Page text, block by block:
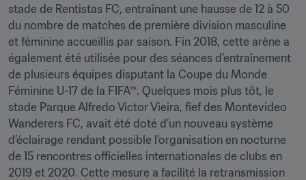
stade de Rentistas FC, entraînant une hausse de 12 à 50
du nombre de matches de première division masculine
et féminine accueillis par saison. Fin 2018, cette arène a
également été utilisée pour des séances d’entraînement
de plusieurs équipes disputant la Coupe du Monde
Féminine U-17 de la FIFA™. Quelques mois plus tôt, le
stade Parque Alfredo Víctor Vieira, fief des Montevideo
Wanderers FC, avait été doté d’un nouveau système
d’éclairage rendant possible l’organisation en nocturne
de 15 rencontres officielles internationales de clubs en
2019 et 2020. Cette mesure a facilité la retransmission